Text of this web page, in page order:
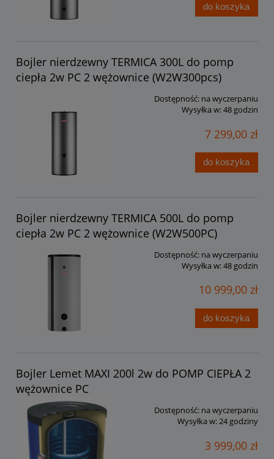
do koszyka
Bojler nierdzewny TERMICA 300L do pomp
ciepła 2w PC 2 wężownice (W2W300pcs)
Dostępność: na wyczerpaniu
Wysyłka w:48 godzin
7 299,00 zł
do koszyka
Bojler nierdzewny TERMICA 500L do pomp
ciepła 2w PC 2 wężownice (W2W500PC)
Dostępność: na wyczerpaniu
Wysyłka w:48 godzin
10 999,00 zł
do koszyka
Bojler Lemet MAXI 200l 2w do POMP CIEPŁA 2
wężownice PC
Dostępność: na wyczerpaniu
Wysyłka w:24 godziny
3 999,00 zł